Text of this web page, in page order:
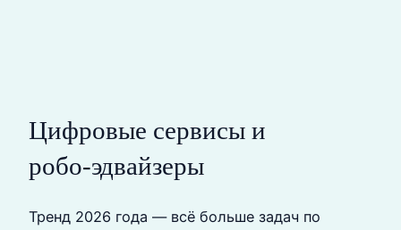
Цифровые сервисы и
робо‑эдвайзеры
Тренд 2026 года — всё больше задач по